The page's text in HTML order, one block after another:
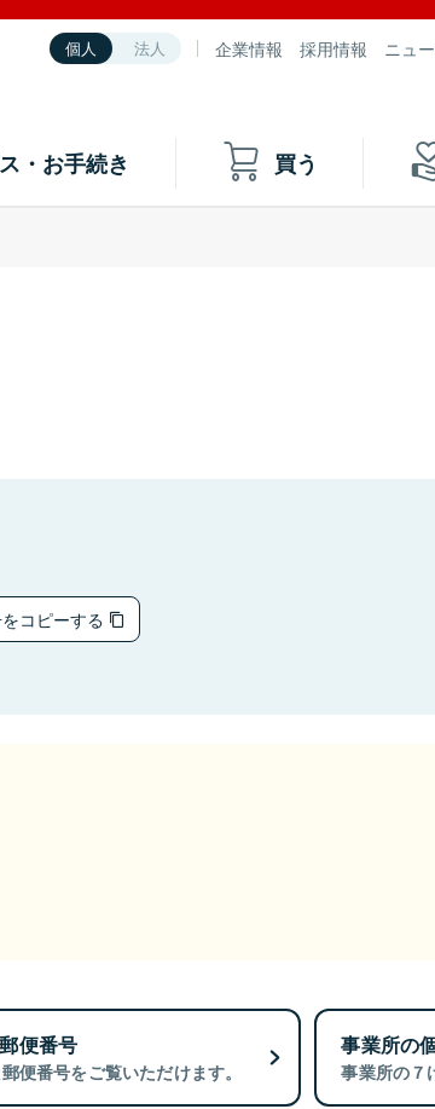
個人 法人 企業情報 採用情報 ニュ
・お手続き 買う
コピーする
便番号
便番号をご覧いただけます。
事業所の
事業所の７